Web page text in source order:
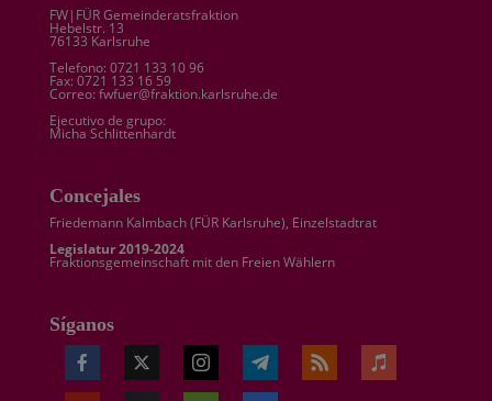
FW|FÜR Gemeinderatsfraktion
Hebelstr. 13
76133 Karlsruhe
Telefono: 0721 133 10 96
Fax: 0721 133 16 59
Correo: fwfuer@fraktion.karlsruhe.de
Ejecutivo de grupo:
Micha Schlittenhardt
Concejales
Friedemann Kalmbach (FÜR Karlsruhe), Einzelstadtrat
Legislatur 2019-2024
Fraktionsgemeinschaft mit den Freien Wählern
Síganos